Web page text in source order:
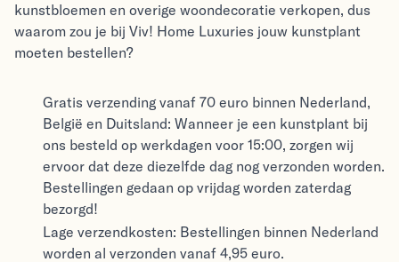
kunstbloemen en overige woondecoratie verkopen, dus
waarom zou je bij Viv! Home Luxuries jouw kunstplant
moeten bestellen?
Gratis verzending vanaf 70 euro binnen Nederland,
België en Duitsland: Wanneer je een kunstplant bij
ons besteld op werkdagen voor 15:00, zorgen wij
ervoor dat deze diezelfde dag nog verzonden worden.
Bestellingen gedaan op vrijdag worden zaterdag
bezorgd!
Lage verzendkosten: Bestellingen binnen Nederland
worden al verzonden vanaf 4,95 euro.